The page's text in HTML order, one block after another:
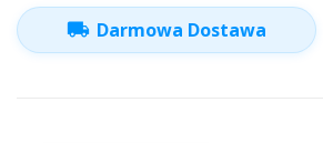
local_shipping Darmowa Dostawa